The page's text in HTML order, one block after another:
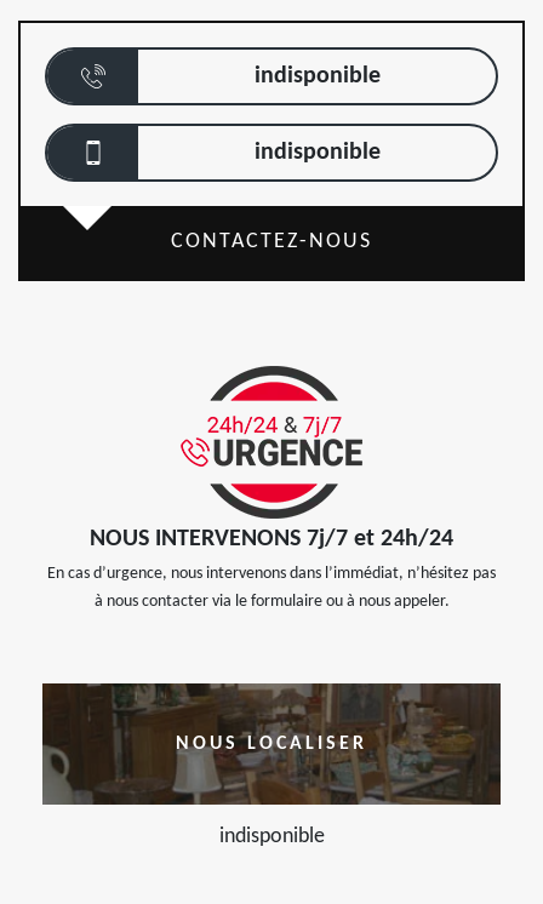
indisponible
indisponible
CONTACTEZ-NOUS
NOUS INTERVENONS 7j/7 et 24h/24
En cas d’urgence, nous intervenons dans l’immédiat, n’hésitez pas
à nous contacter via le formulaire ou à nous appeler.
NOUS LOCALISER
indisponible